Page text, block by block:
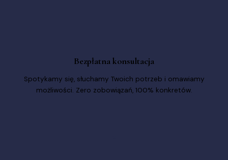
Bezpłatna konsultacja
Spotykamy się, słuchamy Twoich potrzeb i omawiamy
możliwości. Zero zobowiązań, 100% konkretów.